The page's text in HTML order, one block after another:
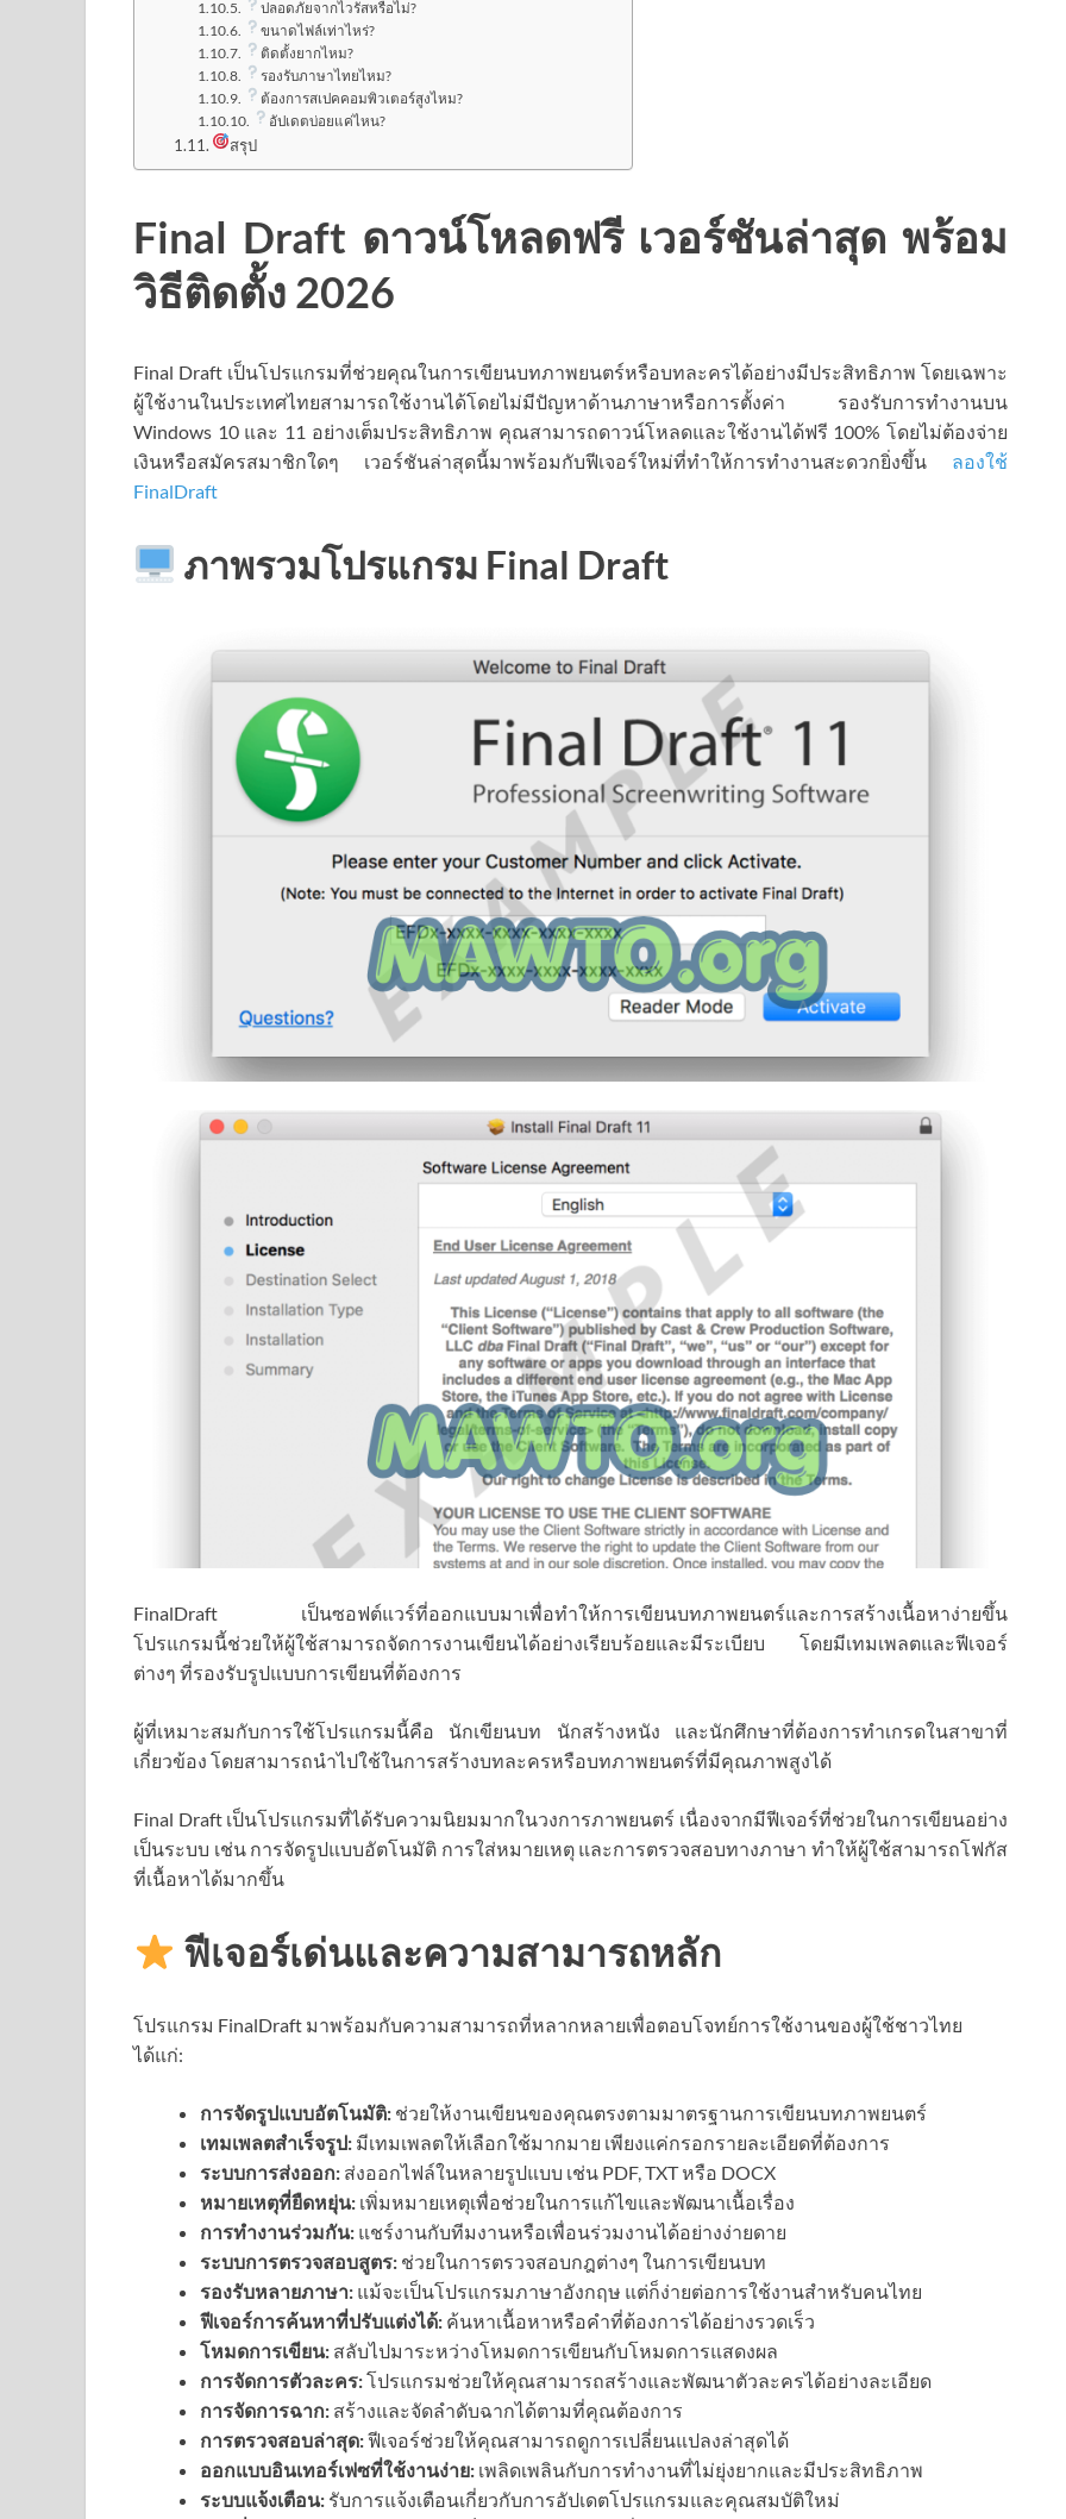
ปลอดภัยจากไวรัสหรือไม่?
ขนาดไฟล์เท่าไหร่?
ติดตั้งยากไหม?
รองรับภาษาไทยไหม?
ต้องการสเปคคอมพิวเตอร์สูงไหม?
อัปเดตบ่อยแค่ไหน?
สรุป
Final Draft ดาวน์โหลดฟรี เวอร์ชันล่าสุด พร้อม
วิธีติดตั้ง 2026
Final Draft เป็นโปรแกรมที่ช่วยคุณในการเขียนบทภาพยนตร์หรือบทละครได้อย่างมีประสิทธิภาพ โดยเฉพาะ
ผู้ใช้งานในประเทศไทยสามารถใช้งานได้โดยไม่มีปัญหาด้านภาษาหรือการตั้งค่า รองรับการทำงานบน
Windows 10 และ 11 อย่างเต็มประสิทธิภาพ คุณสามารถดาวน์โหลดและใช้งานได้ฟรี 100% โดยไม่ต้องจ่าย
เงินหรือสมัครสมาชิกใดๆ เวอร์ชันล่าสุดนี้มาพร้อมกับฟีเจอร์ใหม่ที่ทำให้การทำงานสะดวกยิ่งขึ้น ลองใช้
FinalDraft
ภาพรวมโปรแกรม Final Draft
FinalDraft เป็นซอฟต์แวร์ที่ออกแบบมาเพื่อทำให้การเขียนบทภาพยนตร์และการสร้างเนื้อหาง่ายขึ้น
โปรแกรมนี้ช่วยให้ผู้ใช้สามารถจัดการงานเขียนได้อย่างเรียบร้อยและมีระเบียบ โดยมีเทมเพลตและฟีเจอร์
ต่างๆ ที่รองรับรูปแบบการเขียนที่ต้องการ
ผู้ที่เหมาะสมกับการใช้โปรแกรมนี้คือ นักเขียนบท นักสร้างหนัง และนักศึกษาที่ต้องการทำเกรดในสาขาที่
เกี่ยวข้อง โดยสามารถนำไปใช้ในการสร้างบทละครหรือบทภาพยนตร์ที่มีคุณภาพสูงได้
Final Draft เป็นโปรแกรมที่ได้รับความนิยมมากในวงการภาพยนตร์ เนื่องจากมีฟีเจอร์ที่ช่วยในการเขียนอย่าง
เป็นระบบ เช่น การจัดรูปแบบอัตโนมัติ การใส่หมายเหตุ และการตรวจสอบทางภาษา ทำให้ผู้ใช้สามารถโฟกัส
ที่เนื้อหาได้มากขึ้น
ฟีเจอร์เด่นและความสามารถหลัก
โปรแกรม FinalDraft มาพร้อมกับความสามารถที่หลากหลายเพื่อตอบโจทย์การใช้งานของผู้ใช้ชาวไทย
ได้แก่:
การจัดรูปแบบอัตโนมัติ: ช่วยให้งานเขียนของคุณตรงตามมาตรฐานการเขียนบทภาพยนตร์
เทมเพลตสำเร็จรูป: มีเทมเพลตให้เลือกใช้มากมาย เพียงแค่กรอกรายละเอียดที่ต้องการ
ระบบการส่งออก: ส่งออกไฟล์ในหลายรูปแบบ เช่น PDF, TXT หรือ DOCX
หมายเหตุที่ยืดหยุ่น: เพิ่มหมายเหตุเพื่อช่วยในการแก้ไขและพัฒนาเนื้อเรื่อง
การทำงานร่วมกัน: แชร์งานกับทีมงานหรือเพื่อนร่วมงานได้อย่างง่ายดาย
ระบบการตรวจสอบสูตร: ช่วยในการตรวจสอบกฎต่างๆ ในการเขียนบท
รองรับหลายภาษา: แม้จะเป็นโปรแกรมภาษาอังกฤษ แต่ก็ง่ายต่อการใช้งานสำหรับคนไทย
ฟีเจอร์การค้นหาที่ปรับแต่งได้: ค้นหาเนื้อหาหรือคำที่ต้องการได้อย่างรวดเร็ว
โหมดการเขียน: สลับไปมาระหว่างโหมดการเขียนกับโหมดการแสดงผล
การจัดการตัวละคร:โปรแกรมช่วยให้คุณสามารถสร้างและพัฒนาตัวละครได้อย่างละเอียด
การจัดการฉาก: สร้างและจัดลำดับฉากได้ตามที่คุณต้องการ
การตรวจสอบล่าสุด:ฟีเจอร์ช่วยให้คุณสามารถดูการเปลี่ยนแปลงล่าสุดได้
ออกแบบอินเทอร์เฟซที่ใช้งานง่าย: เพลิดเพลินกับการทำงานที่ไม่ยุ่งยากและมีประสิทธิภาพ
ระบบแจ้งเตือน: รับการแจ้งเตือนเกี่ยวกับการอัปเดตโปรแกรมและคุณสมบัติใหม่